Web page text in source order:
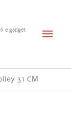
e gadget
Menu
31 CM